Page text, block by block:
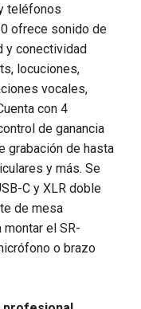
teléfonos
ofrece sonido de
y conectividad
locuciones,
vocales,
con 4
de ganancia
grabación de hasta
y más. Se
C y XLR doble
de mesa
el SR-
o brazo